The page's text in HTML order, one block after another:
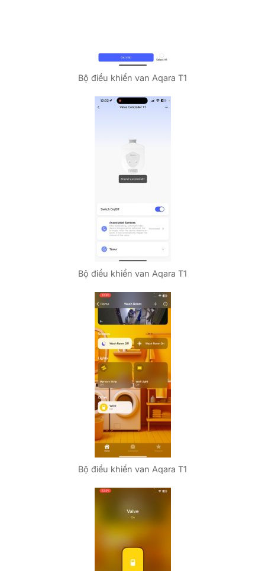
Bộ điều khiển van Aqara T1
Bộ điều khiển van Aqara T1
Bộ điều khiển van Aqara T1